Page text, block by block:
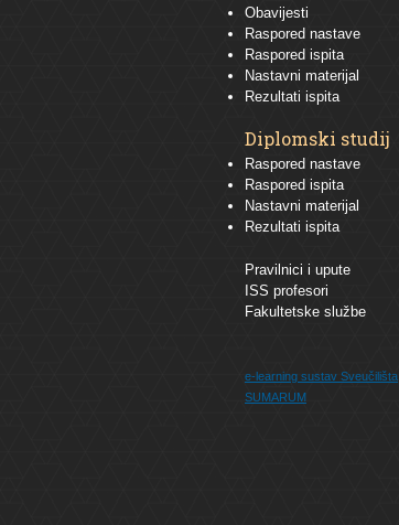
Obavijesti
Raspored nastave
Raspored ispita
Nastavni materijal
Rezultati ispita
Diplomski studij
Raspored nastave
Raspored ispita
Nastavni materijal
Rezultati ispita
Pravilnici i upute
ISS profesori
Fakultetske službe
e-learning sustav Sveučilišta
SUMARUM